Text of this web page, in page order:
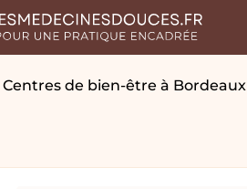
Centres de bien-être à Bordeaux